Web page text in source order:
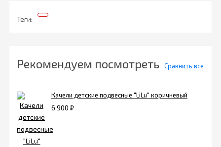
Теги:
Рекомендуем посмотреть Сравнить все
Качели детские подвесные "LiLu" коричневый
6 900 ₽